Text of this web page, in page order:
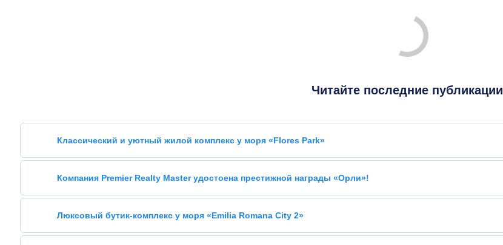
Читайте последние публикации
Классический и уютный жилой комплекс у моря «Flores Park»
Компания Premier Realty Master удостоена престижной награды «Орли»!
Люксовый бутик-комплекс у моря «Emilia Romana City 2»